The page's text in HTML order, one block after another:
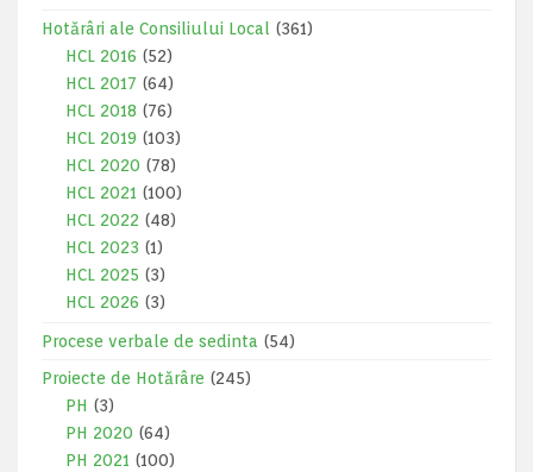
Hotărâri ale Consiliului Local
(361)
HCL 2016 (52)
HCL 2017 (64)
HCL 2018 (76)
HCL 2019 (103)
HCL 2020 (78)
HCL 2021 (100)
HCL 2022 (48)
HCL 2023 (1)
HCL 2025 (3)
HCL 2026 (3)
Procese verbale de sedinta (54)
Proiecte de Hotărâre (245)
PH (3)
PH 2020 (64)
PH 2021 (100)